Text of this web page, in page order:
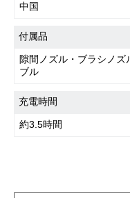
中国
付属品
隙間ノズル・ブラシノ
ブル
充電時間
約3.5時間